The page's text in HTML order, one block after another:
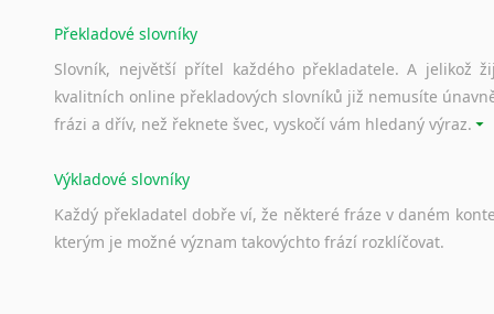
Překladové slovníky
Slovník, největší přítel každého překladatele. A jelikož
kvalitních online překladových slovníků již nemusíte
frázi a dřív, než řeknete švec, vyskočí vám hledaný výraz.
Výkladové slovníky
Každý překladatel dobře ví, že některé fráze v daném
kterým je možné význam takovýchto frází rozklíčovat.